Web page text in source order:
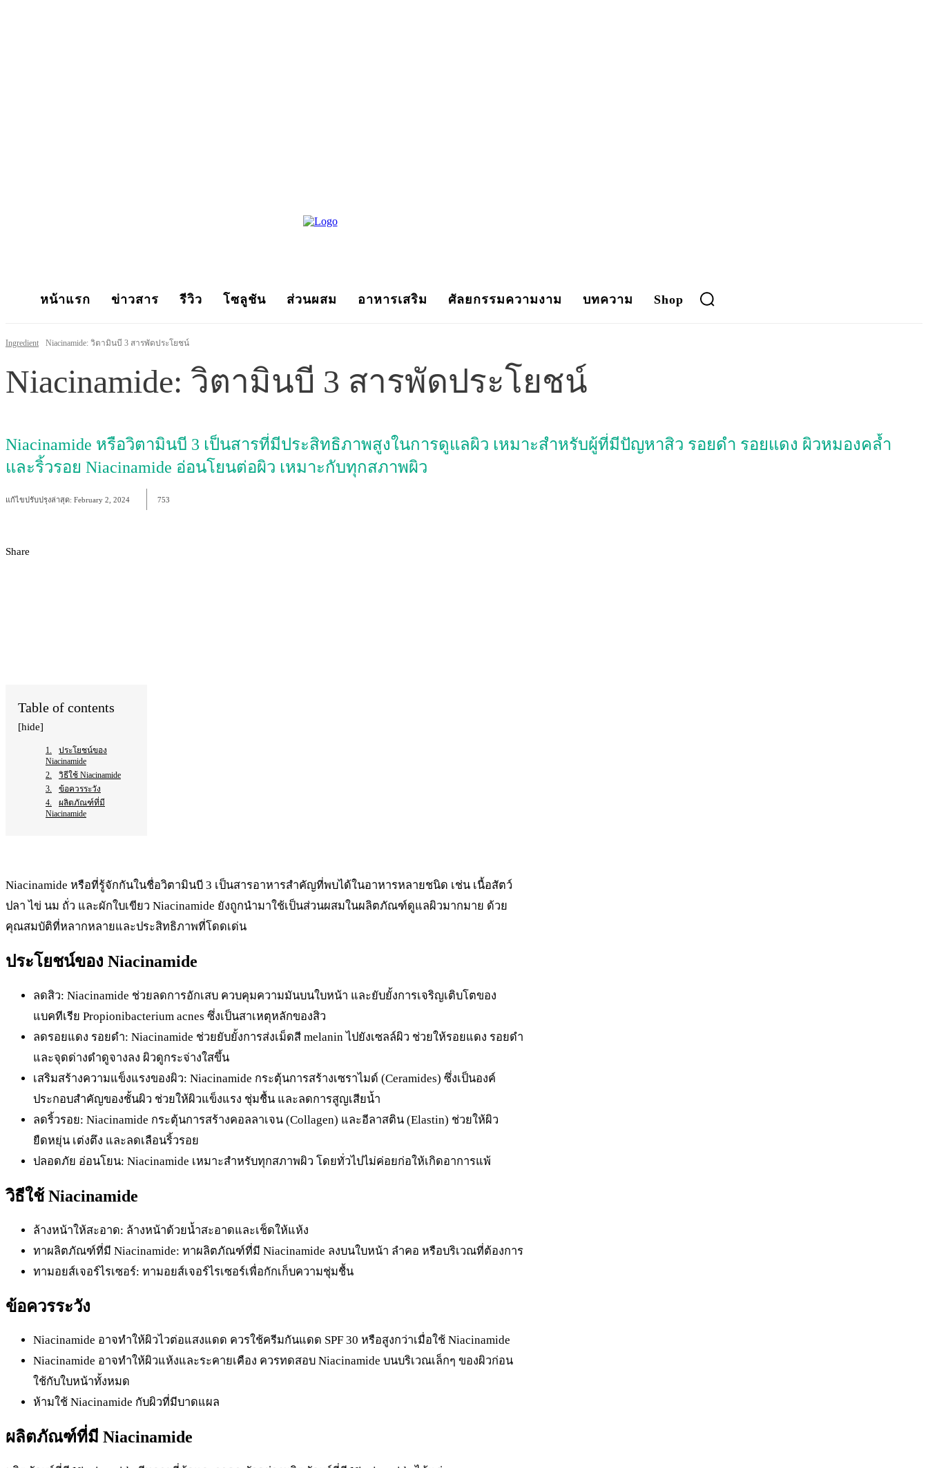
หน้าแรก ข่าวสาร รีวิว โซลูชัน ส่วนผสม อาหารเสริม ศัลยกรรมความงาม บทความ Shop
Ingredient Niacinamide: วิตามินบี 3 สารพัดประโยชน์
Niacinamide: วิตามินบี 3 สารพัดประโยชน์
Niacinamide หรือวิตามินบี 3 เป็นสารที่มีประสิทธิภาพสูงในการดูแลผิว เหมาะสำหรับผู้ที่มีปัญหาสิว รอยดำ รอยแดง ผิวหมองคล้ำ
และริ้วรอย Niacinamide อ่อนโยนต่อผิว เหมาะกับทุกสภาพผิว
แก้ไขปรับปรุงล่าสุด: February 2, 2024 753
Share
Table of contents
[hide]
ประโยชน์ของ
Niacinamide
วิธีใช้ Niacinamide
ข้อควรระวัง
ผลิตภัณฑ์ที่มี
Niacinamide
Niacinamide หรือที่รู้จักกันในชื่อวิตามินบี 3 เป็นสารอาหารสำคัญที่พบได้ในอาหารหลายชนิด เช่น เนื้อสัตว์
ปลา ไข่ นม ถั่ว และผักใบเขียว Niacinamide ยังถูกนำมาใช้เป็นส่วนผสมในผลิตภัณฑ์ดูแลผิวมากมาย ด้วย
คุณสมบัติที่หลากหลายและประสิทธิภาพที่โดดเด่น
ประโยชน์ของ Niacinamide
ลดสิว: Niacinamide ช่วยลดการอักเสบ ควบคุมความมันบนใบหน้า และยับยั้งการเจริญเติบโตของ
แบคทีเรีย Propionibacterium acnes ซึ่งเป็นสาเหตุหลักของสิว
ลดรอยแดง รอยดำ: Niacinamide ช่วยยับยั้งการส่งเม็ดสี melanin ไปยังเซลล์ผิว ช่วยให้รอยแดง รอยดำ
และจุดด่างดำดูจางลง ผิวดูกระจ่างใสขึ้น
เสริมสร้างความแข็งแรงของผิว: Niacinamide กระตุ้นการสร้างเซราไมด์ (Ceramides) ซึ่งเป็นองค์
ประกอบสำคัญของชั้นผิว ช่วยให้ผิวแข็งแรง ชุ่มชื้น และลดการสูญเสียน้ำ
ลดริ้วรอย: Niacinamide กระตุ้นการสร้างคอลลาเจน (Collagen) และอีลาสติน (Elastin) ช่วยให้ผิว
ยืดหยุ่น เต่งตึง และลดเลือนริ้วรอย
ปลอดภัย อ่อนโยน: Niacinamide เหมาะสำหรับทุกสภาพผิว โดยทั่วไปไม่ค่อยก่อให้เกิดอาการแพ้
วิธีใช้ Niacinamide
ล้างหน้าให้สะอาด: ล้างหน้าด้วยน้ำสะอาดและเช็ดให้แห้ง
ทาผลิตภัณฑ์ที่มี Niacinamide: ทาผลิตภัณฑ์ที่มี Niacinamide ลงบนใบหน้า ลำคอ หรือบริเวณที่ต้องการ
ทามอยส์เจอร์ไรเซอร์: ทามอยส์เจอร์ไรเซอร์เพื่อกักเก็บความชุ่มชื้น
ข้อควรระวัง
Niacinamide อาจทำให้ผิวไวต่อแสงแดด ควรใช้ครีมกันแดด SPF 30 หรือสูงกว่าเมื่อใช้ Niacinamide
Niacinamide อาจทำให้ผิวแห้งและระคายเคือง ควรทดสอบ Niacinamide บนบริเวณเล็กๆ ของผิวก่อน
ใช้กับใบหน้าทั้งหมด
ห้ามใช้ Niacinamide กับผิวที่มีบาดแผล
ผลิตภัณฑ์ที่มี Niacinamide